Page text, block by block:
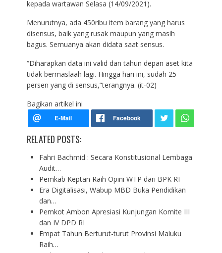
kepada wartawan Selasa (14/09/2021).
Menurutnya, ada 450ribu item barang yang harus
disensus, baik yang rusak maupun yang masih
bagus. Semuanya akan didata saat sensus.
“Diharapkan data ini valid dan tahun depan aset kita
tidak bermaslaah lagi. Hingga hari ini, sudah 25
persen yang di sensus,”terangnya. (it-02)
Bagikan artikel ini
RELATED POSTS:
Fahri Bachmid : Secara Konstitusional Lembaga
Audit…
Pemkab Keptan Raih Opini WTP dari BPK RI
Era Digitalisasi, Wabup MBD Buka Pendidikan
dan…
Pemkot Ambon Apresiasi Kunjungan Komite III
dan IV DPD RI
Empat Tahun Berturut-turut Provinsi Maluku
Raih…